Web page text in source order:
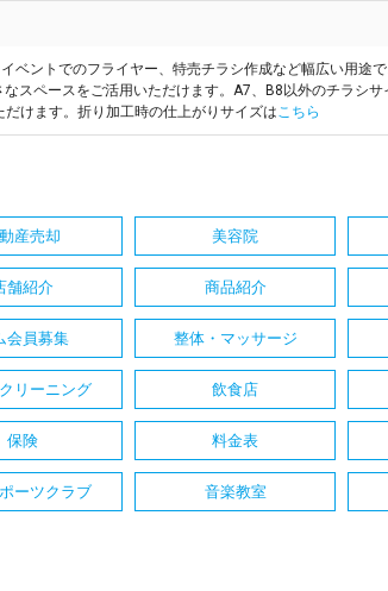
ントでのフライヤー、特売チラシ作成など幅広い用途で
スペースをご活用いただけます。A7、B8以外のチラシ
けます。折り加工時の仕上がりサイズは こちら
産売却 美容院
舗紹介 商品紹介
会員募集 整体・マッサージ
リーニング 飲食店
保険 料金表
ーツクラブ 音楽教室